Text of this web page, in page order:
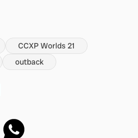
CCXP Worlds 21
outback